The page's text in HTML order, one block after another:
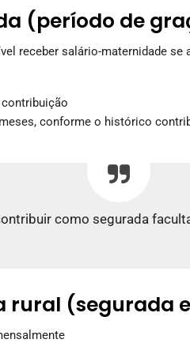
(período de
receber salário-maternidade se
conforme o histórico
como segurada
rural (segurada